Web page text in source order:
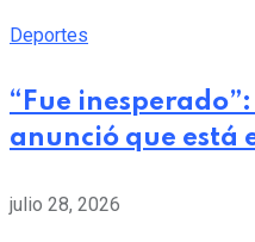
Deportes
“Fue
anunció que está
julio 28, 2026